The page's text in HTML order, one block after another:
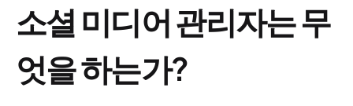
소셜 미디어 관리자는 무
엇을 하는가?